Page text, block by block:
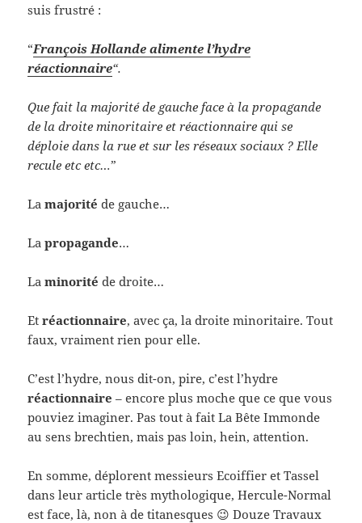
suis frustré :
“François Hollande alimente l’hydre
réactionnaire“.
Que fait la majorité de gauche face à la propagande
de la droite minoritaire et réactionnaire qui se
déploie dans la rue et sur les réseaux sociaux ? Elle
recule etc etc…”
Lamajoritéde gauche…
Lapropagande…
Laminoritéde droite…
Etréactionnaire, avec ça, la droite minoritaire. Tout
faux, vraiment rien pour elle.
C’est l’hydre, nous dit-on, pire, c’est l’hydre
réactionnaire– encore plus moche que ce que vous
pouviez imaginer. Pas tout à fait La Bête Immonde
au sens brechtien, mais pas loin, hein, attention.
En somme, déplorent messieurs Ecoiffier et Tassel
dans leur article très mythologique, Hercule-Normal
est face, là, non à de titanesques 😉 Douze Travaux